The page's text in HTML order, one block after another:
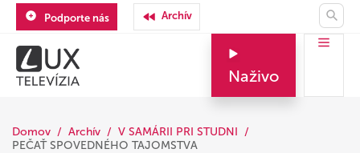
Podporte nás Archív
Naživo
Domov Archív
V SAMÁRII PRI STUDNI
PEČAŤ SPOVEDNÉHO TAJOMSTVA